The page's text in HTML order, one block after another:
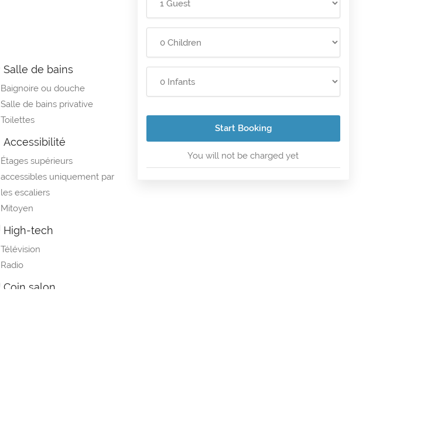
Salle de bains
Baignoire ou douche
Salle de bains privative
Toilettes
Accessibilité
Étages supérieurs
accessibles uniquement par
les escaliers
Mitoyen
High-tech
Télévision
Radio
Coin salon
Start Booking
You will not be charged yet